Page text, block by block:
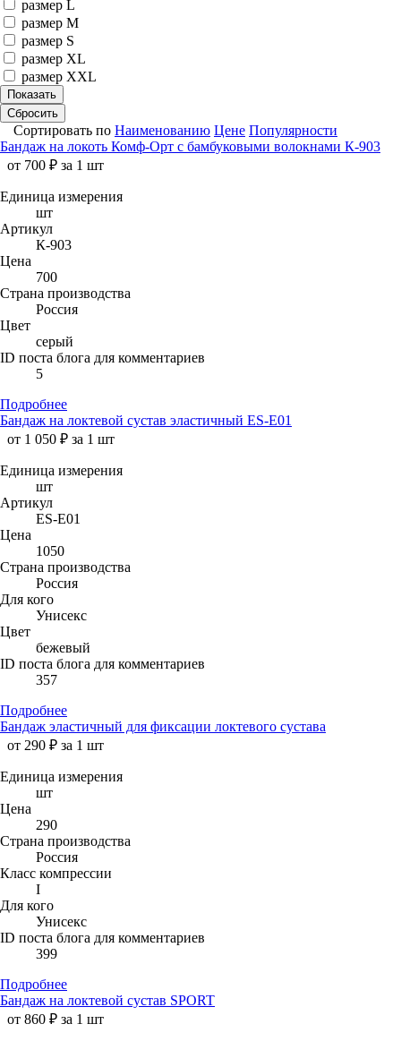
размер L
размер M
размер S
размер XL
размер XXL
Показать
Сбросить
Сортировать по Наименованию Цене Популярности
Бандаж на локоть Комф-Орт с бамбуковыми волокнами К-903
от 700 ₽ за 1 шт
Единица измерения
шт
Артикул
К-903
Цена
700
Страна производства
Россия
Цвет
серый
ID поста блога для комментариев
5
Подробнее
Бандаж на локтевой сустав эластичный ES-E01
от 1 050 ₽ за 1 шт
Единица измерения
шт
Артикул
ES-E01
Цена
1050
Страна производства
Россия
Для кого
Унисекс
Цвет
бежевый
ID поста блога для комментариев
357
Подробнее
Бандаж эластичный для фиксации локтевого сустава
от 290 ₽ за 1 шт
Единица измерения
шт
Цена
290
Страна производства
Россия
Класс компрессии
I
Для кого
Унисекс
ID поста блога для комментариев
399
Подробнее
Бандаж на локтевой сустав SPORT
от 860 ₽ за 1 шт